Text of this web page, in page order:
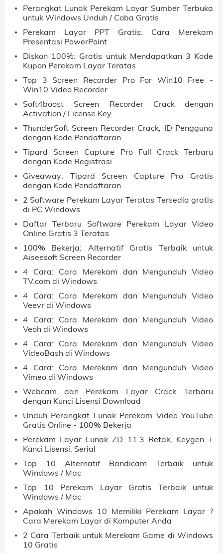
Perangkat Lunak Perekam Layar Sumber Terbuka
untuk Windows Unduh / Coba Gratis
Perekam Layar PPT Gratis: Cara Merekam
Presentasi PowerPoint
Diskon 100%: Gratis untuk Mendapatkan 3 Kode
Kupon Perekam Layar Teratas
Top 3 Screen Recorder Pro For Win10 Free -
Win10 Video Recorder
Soft4boost Screen Recorder Crack dengan
Activation / License Key
ThunderSoft Screen Recorder Crack, ID Pengguna
dengan Kode Pendaftaran
Tipard Screen Capture Pro Full Crack Terbaru
dengan Kode Registrasi
Giveaway: Tipard Screen Capture Pro Gratis
dengan Kode Pendaftaran
2 Software Perekam Layar Teratas Tersedia gratis
di PC Windows
Daftar Terbaru Software Perekam Layar Video
Online Gratis 3 Teratas
100% Bekerja: Alternatif Gratis Terbaik untuk
Aiseesoft Screen Recorder
4 Cara: Cara Merekam dan Mengunduh Video
TV.com di Windows
4 Cara: Cara Merekam dan Mengunduh Video
Veevr di Windows
4 Cara: Cara Merekam dan Mengunduh Video
Veoh di Windows
4 Cara: Cara Merekam dan Mengunduh Video
VideoBash di Windows
4 Cara: Cara Merekam dan Mengunduh Video
Vimeo di Windows
Webcam dan Perekam Layar Crack Terbaru
dengan Kunci Lisensi Download
Unduh Perangkat Lunak Perekam Video YouTube
Gratis Online - 100% Bekerja
Perekam Layar Lunak ZD 11.3 Retak, Keygen +
Kunci Lisensi, Serial
Top 10 Alternatif Bandicam Terbaik untuk
Windows / Mac
Top 10 Perekam Layar Gratis Terbaik untuk
Windows / Mac
Apakah Windows 10 Memiliki Perekam Layar ?
Cara Merekam Layar di Komputer Anda
2 Cara Terbaik untuk Merekam Game di Windows
10 Gratis